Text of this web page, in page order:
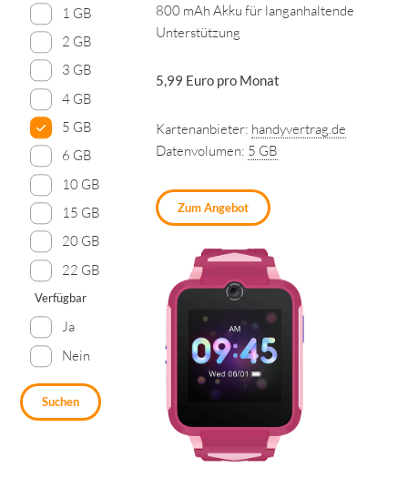
1 GB
2 GB
3 GB
4 GB
5 GB
6 GB
10 GB
15 GB
20 GB
22 GB
Verfügbar
Ja
Nein
Suchen
800 mAh Akku für langanhaltende
Unterstützung
5,99 Euro pro Monat
Kartenanbieter: handyvertrag.de
Datenvolumen: 5 GB
Zum Angebot